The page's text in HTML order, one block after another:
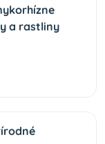
a rastliny